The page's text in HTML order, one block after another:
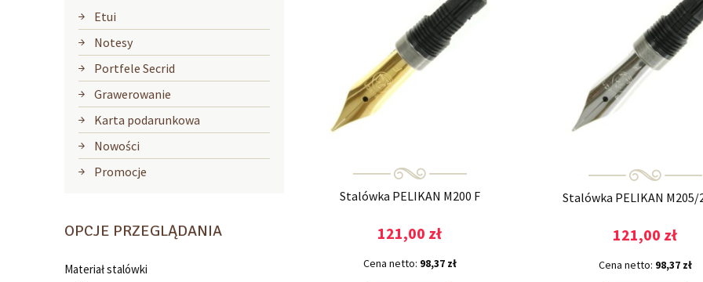
Etui
Notesy
Portfele Secrid
Grawerowanie
Karta podarunkowa
Nowości
Promocje
OPCJE PRZEGLĄDANIA
Materiał stalówki
Stalówka PELIKAN M200 F
121,00 zł
Cena netto: 98,37 zł
Stalówka PELIKAN M205/
121,00 zł
Cena netto: 98,37 zł